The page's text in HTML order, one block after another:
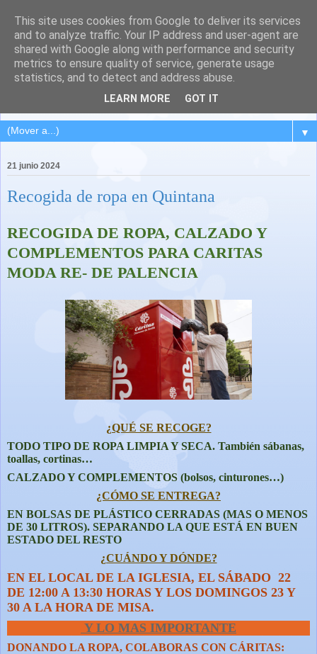
QUINTANA DEL PUENTE
(Palencia)
Pueblo del Cerrato palentino
▼
21 junio 2024
Recogida de ropa en Quintana
RECOGIDA DE ROPA, CALZADO Y
COMPLEMENTOS PARA CARITAS
MODA RE- DE PALENCIA
¿QUÉ SE RECOGE?
TODO TIPO DE ROPA LIMPIA Y SECA. También sábanas,
toallas, cortinas…
CALZADO Y COMPLEMENTOS (bolsos, cinturones…)
¿CÓMO SE ENTREGA?
EN BOLSAS DE PLÁSTICO CERRADAS (MAS O MENOS
DE 30 LITROS). SEPARANDO LA QUE ESTÁ EN BUEN
ESTADO DEL RESTO
¿CUÁNDO Y DÓNDE?
EN EL LOCAL DE LA IGLESIA, EL SÁBADO 22
DE 12:00 A 13:30 HORAS Y LOS DOMINGOS 23 Y
30 A LA HORA DE MISA.
Y LO MAS IMPORTANTE
DONANDO LA ROPA, COLABORAS CON CÁRITAS:
This site uses cookies from Google to deliver its services
and to analyze traffic. Your IP address and user-agent are
shared with Google along with performance and security
metrics to ensure quality of service, generate usage
statistics, and to detect and address abuse.
LEARN MORE GOT IT